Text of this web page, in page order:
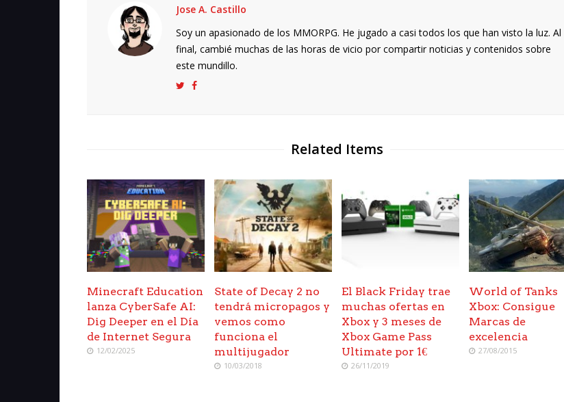
Jose A. Castillo
Soy un apasionado de los MMORPG. He jugado a casi todos los que han visto la luz. Al
final, cambié muchas de las horas de vicio por compartir noticias y contenidos sobre
este mundillo.
Related Items
Minecraft Education
lanza CyberSafe AI:
Dig Deeper en el Día
de Internet Segura
12/02/2025
State of Decay 2 no
tendrá micropagos y
vemos como
funciona el
multijugador
10/03/2018
El Black Friday trae
muchas ofertas en
Xbox y 3 meses de
Xbox Game Pass
Ultimate por 1€
26/11/2019
World of Tanks
Xbox: Consigue
Marcas de
excelencia
27/08/2015